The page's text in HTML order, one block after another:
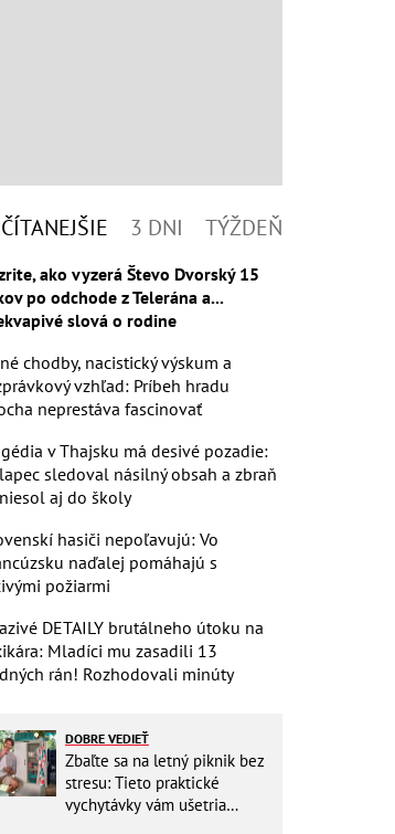
3 DNI TÝŽDEŇ
ako vyzerá Števo Dvorský 15
po odchode z Telerána a...
slová o rodine
chodby, nacistický výskum a
vzhľad: Príbeh hradu
neprestáva fascinovať
v Thajsku má desivé pozadie:
sledoval násilný obsah a zbraň
aj do školy
hasiči nepoľavujú: Vo
naďalej pomáhajú s
požiarmi
DETAILY brutálneho útoku na
Mladíci mu zasadili 13
rán! Rozhodovali minúty
DOBRE VEDIEŤ
Zbaľte sa na letný piknik bez
stresu: Tieto praktické
vychytávky vám ušetria